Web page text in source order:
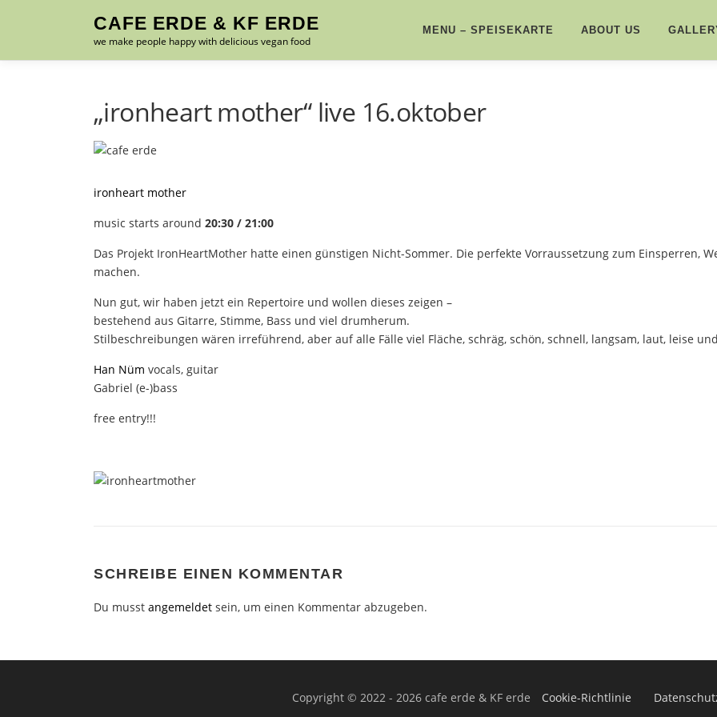
CAFE ERDE & KF ERDE
we make people happy with delicious vegan food
MENU – SPEISEKARTE ABOUT US
„ironheart mother“ live 16.oktober
ironheart mother
music starts around 20:30 / 21:00
Das Projekt IronHeartMother hatte einen günstigen Nicht-Sommer. Die perfekte Vorraussetzung zum Einsperren,
machen.
Nun gut, wir haben jetzt ein Repertoire und wollen dieses zeigen –
bestehend aus Gitarre, Stimme, Bass und viel drumherum.
Stilbeschreibungen wären irreführend, aber auf alle Fälle viel Fläche, schräg, schön, schnell, langsam, laut, leise
Han Nüm vocals, guitar
Gabriel (e-)bass
free entry!!!
SCHREIBE EINEN KOMMENTAR
Du musst angemeldet sein, um einen Kommentar abzugeben.
Copyright © 2022 - 2026 cafe erde & KF erde Cookie-Richtlinie